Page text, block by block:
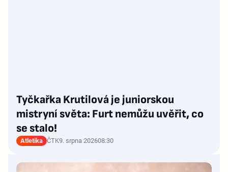
Tyčkařka Krutilová je juniorskou
mistryní světa: Furt nemůžu uvěřit, co
se stalo!
Atletika ČTK9. srpna 202608:30